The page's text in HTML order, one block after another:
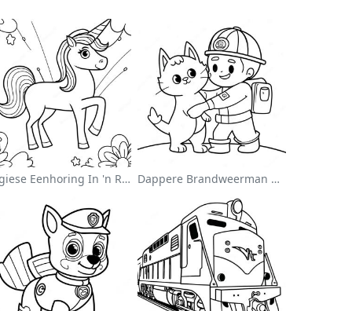
Magiese Eenhoring In 'n Reënboog Inkleurblad Dappere Brandweerman Wat 'n Kat Red Inkleurblad